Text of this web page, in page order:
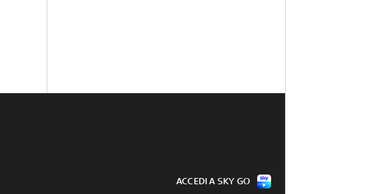
ACCEDI A SKY GO